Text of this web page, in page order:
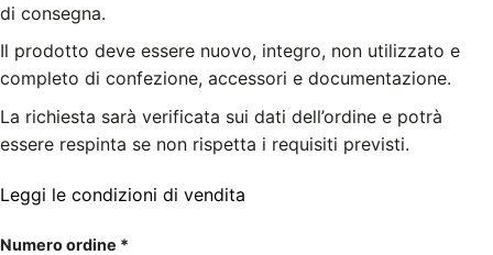
di consegna.
Il prodotto deve essere nuovo, integro, non utilizzato e
completo di confezione, accessori e documentazione.
La richiesta sarà verificata sui dati dell’ordine e potrà
essere respinta se non rispetta i requisiti previsti.
Leggi le condizioni di vendita
Numero ordine *